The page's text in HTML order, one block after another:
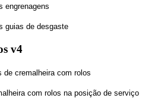
engrenagens
guias de desgaste
v4
cremalheira com rolos
com rolos na posição de serviço